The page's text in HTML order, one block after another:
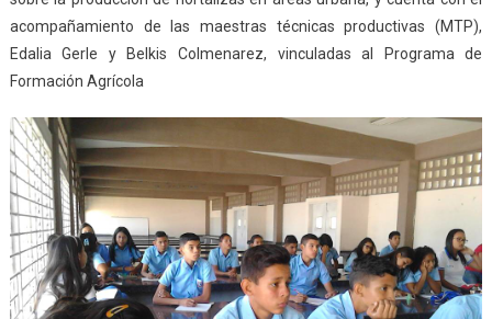
acompañamiento de las maestras técnicas productivas (MTP),
Edalia Gerle y Belkis Colmenarez, vinculadas al Programa de
Formación Agrícola